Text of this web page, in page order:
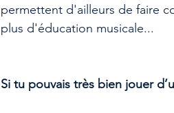
permettent d'ailleurs de faire
plus d'éducation musicale...
Si tu pouvais très bien jouer